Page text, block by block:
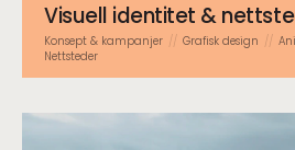
Visuell identitet &
Konsept & kampanjer Grafisk design
Nettsteder